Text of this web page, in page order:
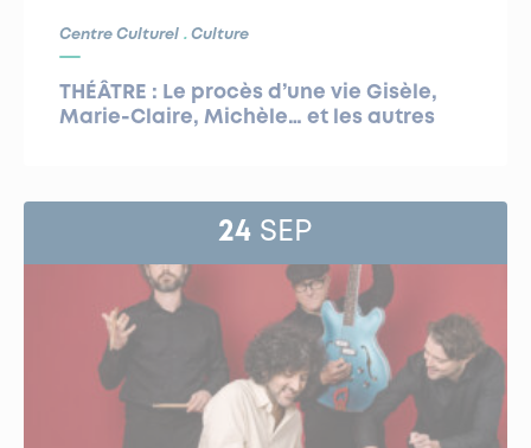
Centre Culturel Culture
THÉÂTRE : Le procès d’une vie Gisèle,
Marie-Claire, Michèle… et les autres
24 SEP